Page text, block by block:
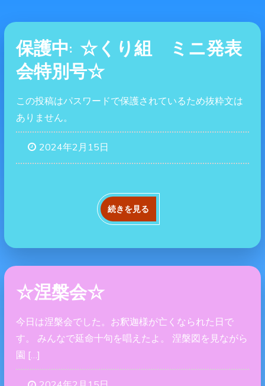
保護中: ☆くり組 ミニ発表
会特別号☆
この投稿はパスワードで保護されているため抜粋文は
ありません。
2024年2月15日
続きを見る
☆涅槃会☆
今日は涅槃会でした。お釈迦様が亡くなられた日で
す。 みんなで延命十句を唱えたよ。 涅槃図を見ながら
園 […]